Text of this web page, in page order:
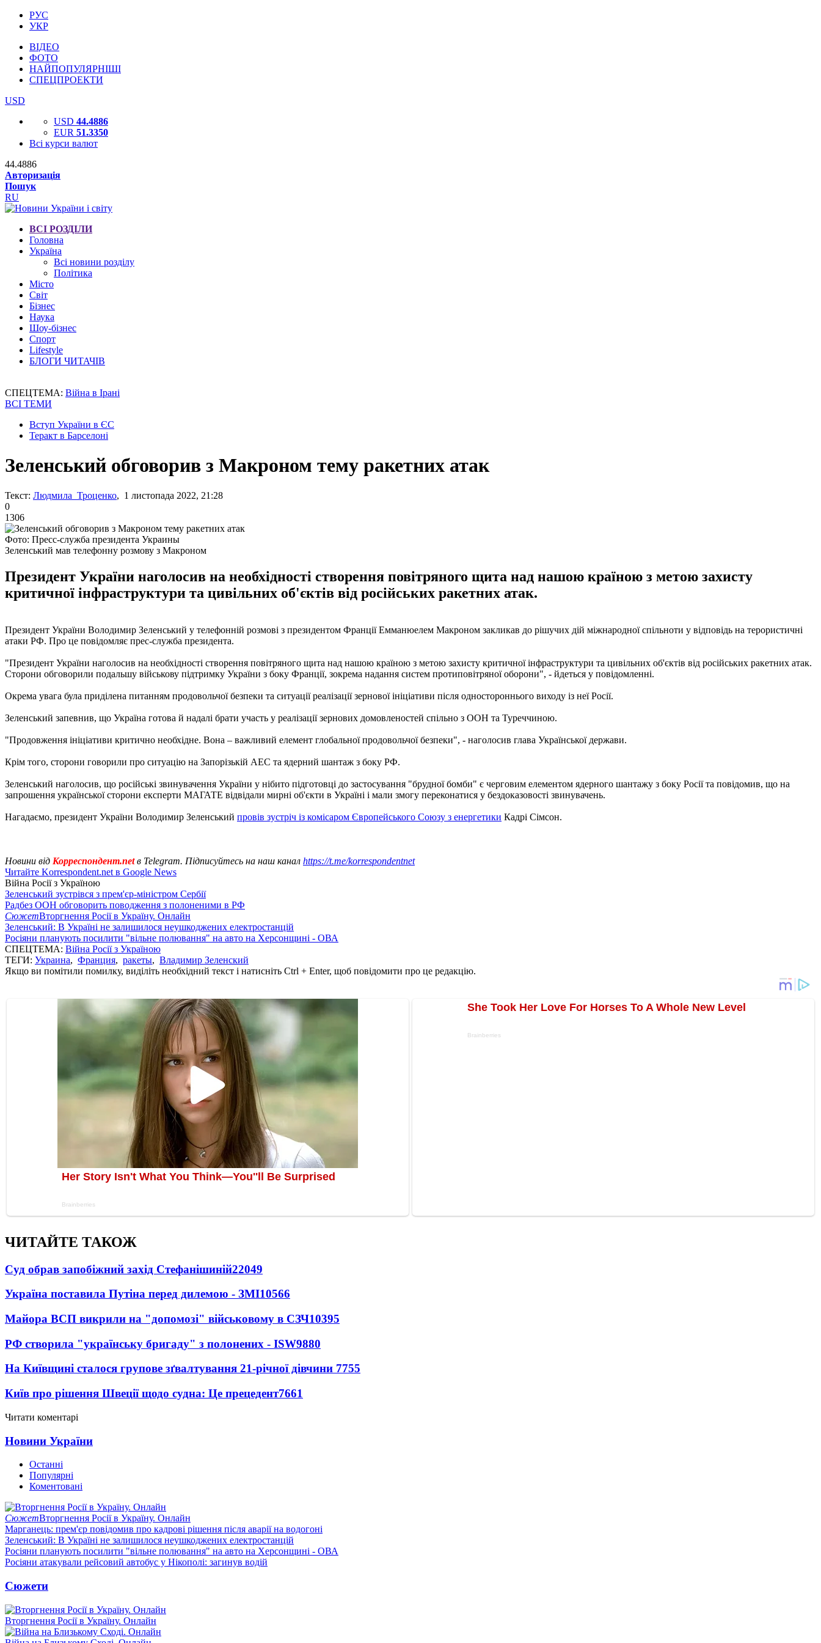
РУС
УКР
ВІДЕО
ФОТО
НАЙПОПУЛЯРНІШІ
СПЕЦПРОЕКТИ
USD
USD 44.4886
EUR 51.3350
Всі курси валют
44.4886
Авторизація
Пошук
RU
ВСІ РОЗДІЛИ
Головна
Україна
Всі новини розділу
Політика
Місто
Світ
Бізнес
Наука
Шоу-бізнес
Спорт
Lifestyle
БЛОГИ ЧИТАЧІВ
СПЕЦТЕМА: Війна в Ірані
ВСІ ТЕМИ
Вступ України в ЄС
Теракт в Барселоні
Зеленський обговорив з Макроном тему ракетних атак
Текст: Людмила Троценко, 1 листопада 2022, 21:28
0
1306
Фото: Пресс-служба президента Украины
Зеленський мав телефонну розмову з Макроном
Президент України наголосив на необхідності створення повітряного щита над нашою країною з метою захисту
критичної інфраструктури та цивільних об'єктів від російських ракетних атак.
Президент України Володимир Зеленський у телефонній розмові з президентом Франції Емманюелем Макроном закликав до рішучих дій міжнародної спільноти у відповідь на терористичні
атаки РФ. Про це повідомляє прес-служба президента.
"Президент України наголосив на необхідності створення повітряного щита над нашою країною з метою захисту критичної інфраструктури та цивільних об'єктів від російських ракетних атак.
Сторони обговорили подальшу військову підтримку України з боку Франції, зокрема надання систем протиповітряної оборони", - йдеться у повідомленні.
Окрема увага була приділена питанням продовольчої безпеки та ситуації реалізації зернової ініціативи після одностороннього виходу із неї Росії.
Зеленський запевнив, що Україна готова й надалі брати участь у реалізації зернових домовленостей спільно з ООН та Туреччиною.
"Продовження ініціативи критично необхідне. Вона – важливий елемент глобальної продовольчої безпеки", - наголосив глава Української держави.
Крім того, сторони говорили про ситуацію на Запорізькій АЕС та ядерний шантаж з боку РФ.
Зеленський наголосив, що російські звинувачення України у нібито підготовці до застосування "брудної бомби" є черговим елементом ядерного шантажу з боку Росії та повідомив, що на
запрошення української сторони експерти МАГАТЕ відвідали мирні об'єкти в Україні і мали змогу переконатися у бездоказовості звинувачень.
Нагадаємо, президент України Володимир Зеленський провів зустріч із комісаром Європейського Союзу з енергетики Кадрі Сімсон.
Новини від Корреспондент.netв Telegram. Підписуйтесь на наш канал https://t.me/korrespondentnet
Читайте Korrespondent.net в Google News
Війна Росії з Україною
Зеленський зустрівся з прем'єр-міністром Сербії
Радбез ООН обговорить поводження з полоненими в РФ
СюжетВторгнення Росії в Україну. Онлайн
Зеленський: В Україні не залишилося неушкоджених електростанцій
Росіяни планують посилити "вільне полювання" на авто на Херсонщині - ОВА
СПЕЦТЕМА: Війна Росії з Україною
ТЕГИ: Украина, Франция, ракеты, Владимир Зеленский
Якщо ви помітили помилку, виділіть необхідний текст і натисніть Ctrl + Enter, щоб повідомити про це редакцію.
ЧИТАЙТЕ ТАКОЖ
Суд обрав запобіжний захід Стефанішиній22049
Україна поставила Путіна перед дилемою - ЗМІ10566
Майора ВСП викрили на "допомозі" військовому в СЗЧ10395
РФ створила "українську бригаду" з полонених - ISW9880
На Київщині сталося групове зґвалтування 21-річної дівчини 7755
Київ про рішення Швеції щодо судна: Це прецедент7661
Читати коментарі
Новини України
Останні
Популярні
Коментовані
СюжетВторгнення Росії в Україну. Онлайн
Марганець: прем'єр повідомив про кадрові рішення після аварії на водогоні
Зеленський: В Україні не залишилося неушкоджених електростанцій
Росіяни планують посилити "вільне полювання" на авто на Херсонщині - ОВА
Росіяни атакували рейсовий автобус у Нікополі: загинув водій
Сюжети
Вторгнення Росії в Україну. Онлайн